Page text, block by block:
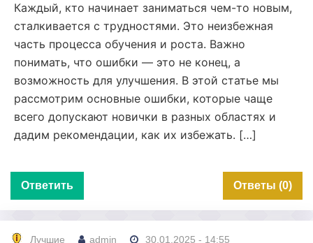
Каждый, кто начинает заниматься чем-то новым,
сталкивается с трудностями. Это неизбежная
часть процесса обучения и роста. Важно
понимать, что ошибки — это не конец, а
возможность для улучшения. В этой статье мы
рассмотрим основные ошибки, которые чаще
всего допускают новички в разных областях и
дадим рекомендации, как их избежать. […]
Ответить Ответы (0)
Лучшие admin 30.01.2025 - 14:55